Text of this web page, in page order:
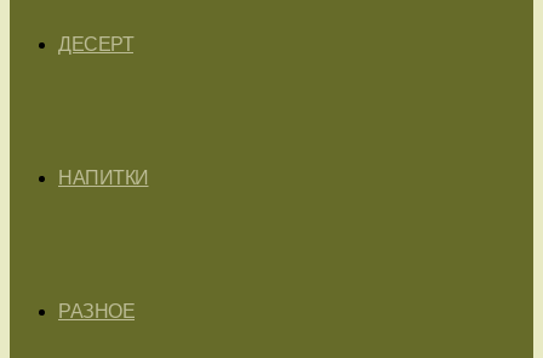
ДЕСЕРТ
НАПИТКИ
РАЗНОЕ